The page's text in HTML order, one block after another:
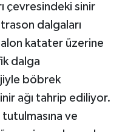
çevresindeki sinir
dalgaları
katater üzerine
dalga
böbrek
ağı tahrip ediliyor.
ve